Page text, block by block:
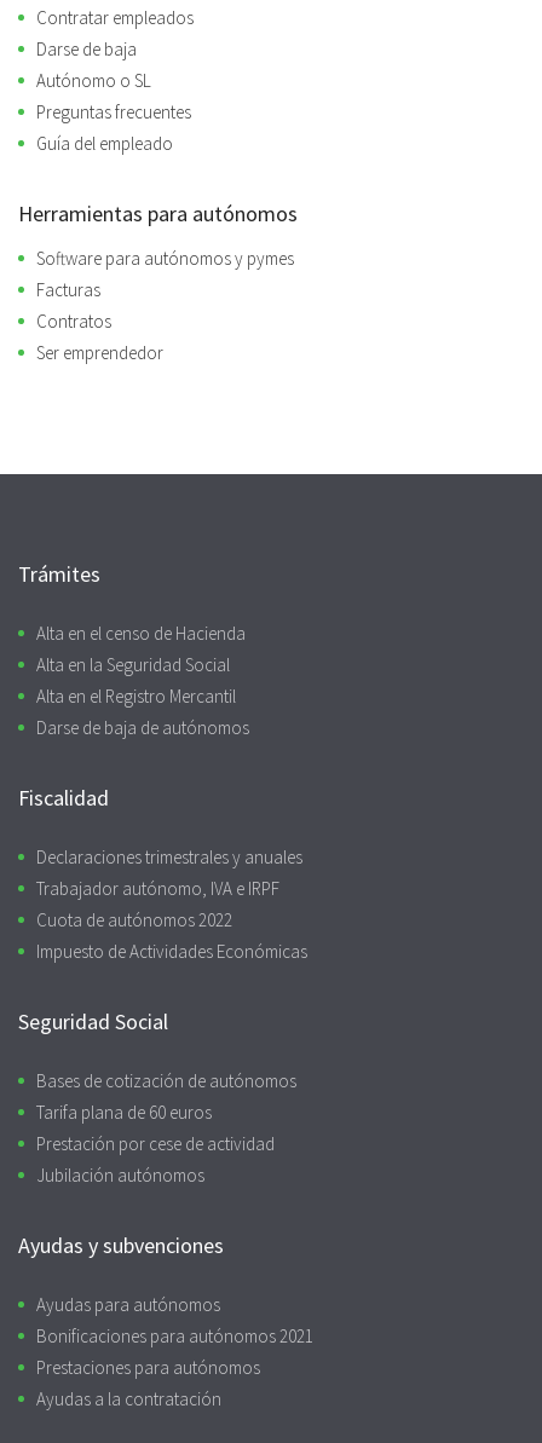
Contratar empleados
Darse de baja
Autónomo o SL
Preguntas frecuentes
Guía del empleado
Herramientas para autónomos
Software para autónomos y pymes
Facturas
Contratos
Ser emprendedor
Trámites
Alta en el censo de Hacienda
Alta en la Seguridad Social
Alta en el Registro Mercantil
Darse de baja de autónomos
Fiscalidad
Declaraciones trimestrales y anuales
Trabajador autónomo, IVA e IRPF
Cuota de autónomos 2022
Impuesto de Actividades Económicas
Seguridad Social
Bases de cotización de autónomos
Tarifa plana de 60 euros
Prestación por cese de actividad
Jubilación autónomos
Ayudas y subvenciones
Ayudas para autónomos
Bonificaciones para autónomos 2021
Prestaciones para autónomos
Ayudas a la contratación